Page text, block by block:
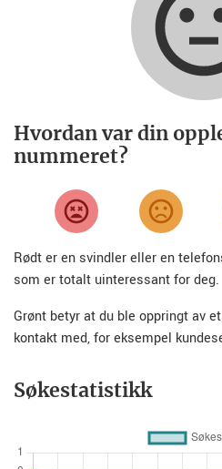
Hvordan var din
nummeret?
Rødt er en svindler eller en
som er totalt uinteressant for deg.
Grønt betyr at du ble oppringt av
kontakt med, for eksempel
Søkestatistikk